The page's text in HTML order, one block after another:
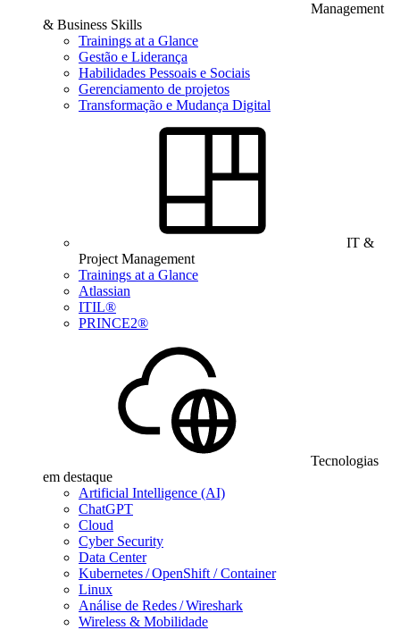
Management
& Business Skills
Trainings at a Glance
Gestão e Liderança
Habilidades Pessoais e Sociais
Gerenciamento de projetos
Transformação e Mudança Digital
IT &
Project Management
Trainings at a Glance
Atlassian
ITIL®
PRINCE2®
Tecnologias
em destaque
Artificial Intelligence (AI)
ChatGPT
Cloud
Cyber Security
Data Center
Kubernetes / OpenShift / Container
Linux
Análise de Redes / Wireshark
Wireless & Mobilidade